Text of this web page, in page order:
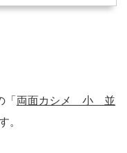
「両面カシメ 小 並
。